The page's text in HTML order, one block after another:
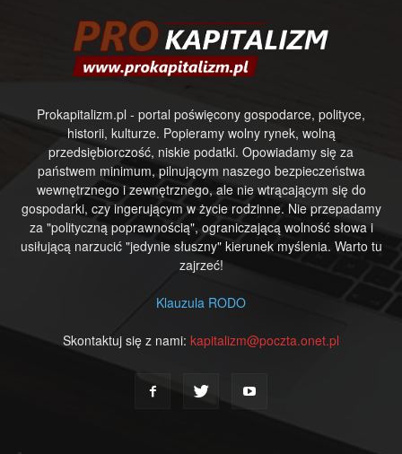
Prokapitalizm.pl - portal poświęcony gospodarce, polityce,
historii, kulturze. Popieramy wolny rynek, wolną
przedsiębiorczość, niskie podatki. Opowiadamy się za
państwem minimum, pilnującym naszego bezpieczeństwa
wewnętrznego i zewnętrznego, ale nie wtrącającym się do
gospodarki, czy ingerującym w życie rodzinne. Nie przepadamy
za "polityczną poprawnością", ograniczającą wolność słowa i
usiłującą narzucić "jedynie słuszny" kierunek myślenia. Warto tu
zajrzeć!
Klauzula RODO
Skontaktuj się z nami: kapitalizm@poczta.onet.pl